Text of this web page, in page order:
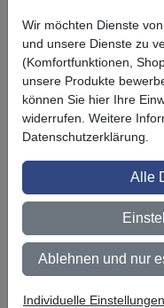
Symbol
Vorteil
Ihre Vorteile bei uns
3M BestPartner
Preisschutz für
Persönliche
Ab 300 €
Deutschland)
Zertifiziert nach ISO
Wir möchten Dienste
und unsere Dienste zu
(Komfortfunktionen,
unsere Produkte
können Sie hier Ihre
widerrufen. Weitere
Datenschutzerklärung.
Alle
Ablehnen und nur
Individuelle Einstellungen